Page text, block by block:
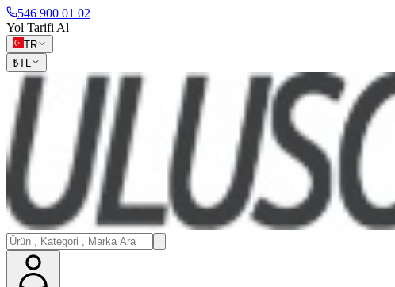
546 900 01 02
Yol Tarifi Al
TR
₺TL